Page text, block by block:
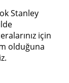
Stanley
için
olduğuna